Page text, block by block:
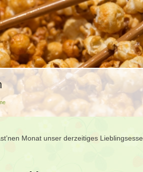
Monat unser derzeitiges